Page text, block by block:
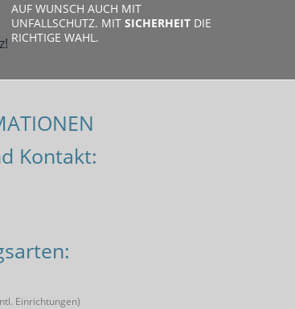
AUF WUNSCH AUCH MIT
UNFALLSCHUTZ. MIT SICHERHEITDIE
RICHTIGE WAHL.
Kontakt:
Einrichtungen)